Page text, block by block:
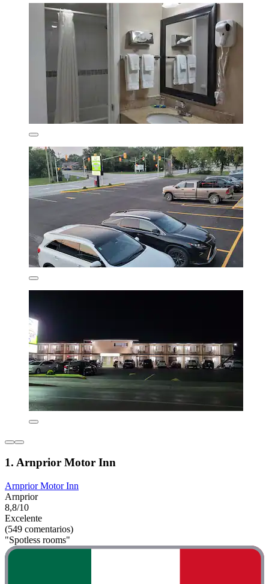
1. Arnprior Motor Inn
Arnprior Motor Inn
Arnprior
8,8/10
Excelente
(549 comentarios)
"Spotless rooms"